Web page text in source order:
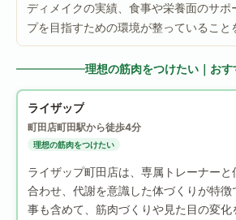
ディメイクの実績、食事や栄養面のサポ
プを目指すための環境が整っていること
理想の筋肉をつけたい｜おす
ライザップ
町田店町田駅から徒歩4分
理想の筋肉をつけたい
ライザップ町田店は、専属トレーナー
合わせ、代謝を意識した体づくりが特徴
事も含めて、筋肉づくりや見た目の変化